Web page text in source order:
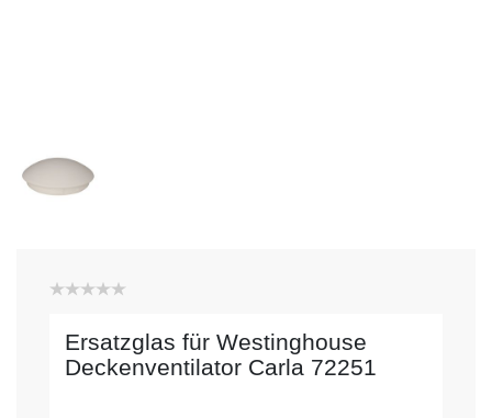
Ersatzglas für Westinghouse
Deckenventilator Carla 72251